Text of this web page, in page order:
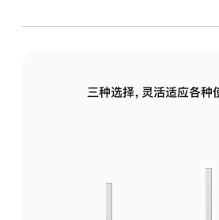
三种选择，灵活适应各种